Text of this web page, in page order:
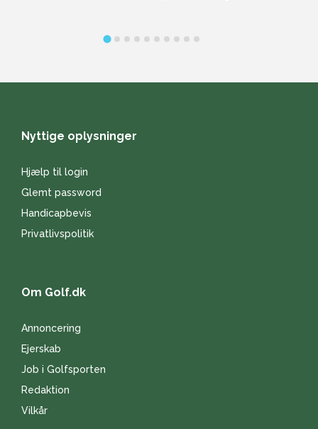
Nyttige oplysninger
Hjælp til login
Glemt password
Handicapbevis
Privatlivspolitik
Om Golf.dk
Annoncering
Ejerskab
Job i Golfsporten
Redaktion
Vilkår